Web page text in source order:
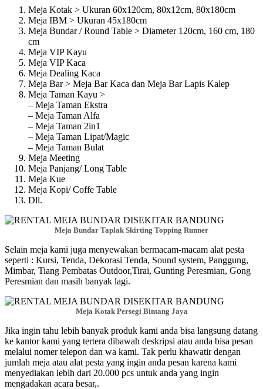
Meja Kotak > Ukuran 60x120cm, 80x12cm, 80x180cm
Meja IBM > Ukuran 45x180cm
Meja Bundar / Round Table > Diameter 120cm, 160 cm, 180
cm
Meja VIP Kayu
Meja VIP Kaca
Meja Dealing Kaca
Meja Bar > Meja Bar Kaca dan Meja Bar Lapis Kalep
Meja Taman Kayu >
– Meja Taman Ekstra
– Meja Taman Alfa
– Meja Taman 2in1
– Meja Taman Lipat/Magic
– Meja Taman Bulat
Meja Meeting
Meja Panjang/ Long Table
Meja Kue
Meja Kopi/ Coffe Table
Dll.
Meja Bundar Taplak Skirting Topping Runner
Selain meja kami juga menyewakan bermacam-macam alat pesta
seperti : Kursi, Tenda, Dekorasi Tenda, Sound system, Panggung,
Mimbar, Tiang Pembatas Outdoor,Tirai, Gunting Peresmian, Gong
Peresmian dan masih banyak lagi.
Meja Kotak Persegi Bintang Jaya
Jika ingin tahu lebih banyak produk kami anda bisa langsung datang
ke kantor kami yang tertera dibawah deskripsi atau anda bisa pesan
melalui nomer telepon dan wa kami. Tak perlu khawatir dengan
jumlah meja atau alat pesta yang ingin anda pesan karena kami
menyediakan lebih dari 20.000 pcs untuk anda yang ingin
mengadakan acara besar,.